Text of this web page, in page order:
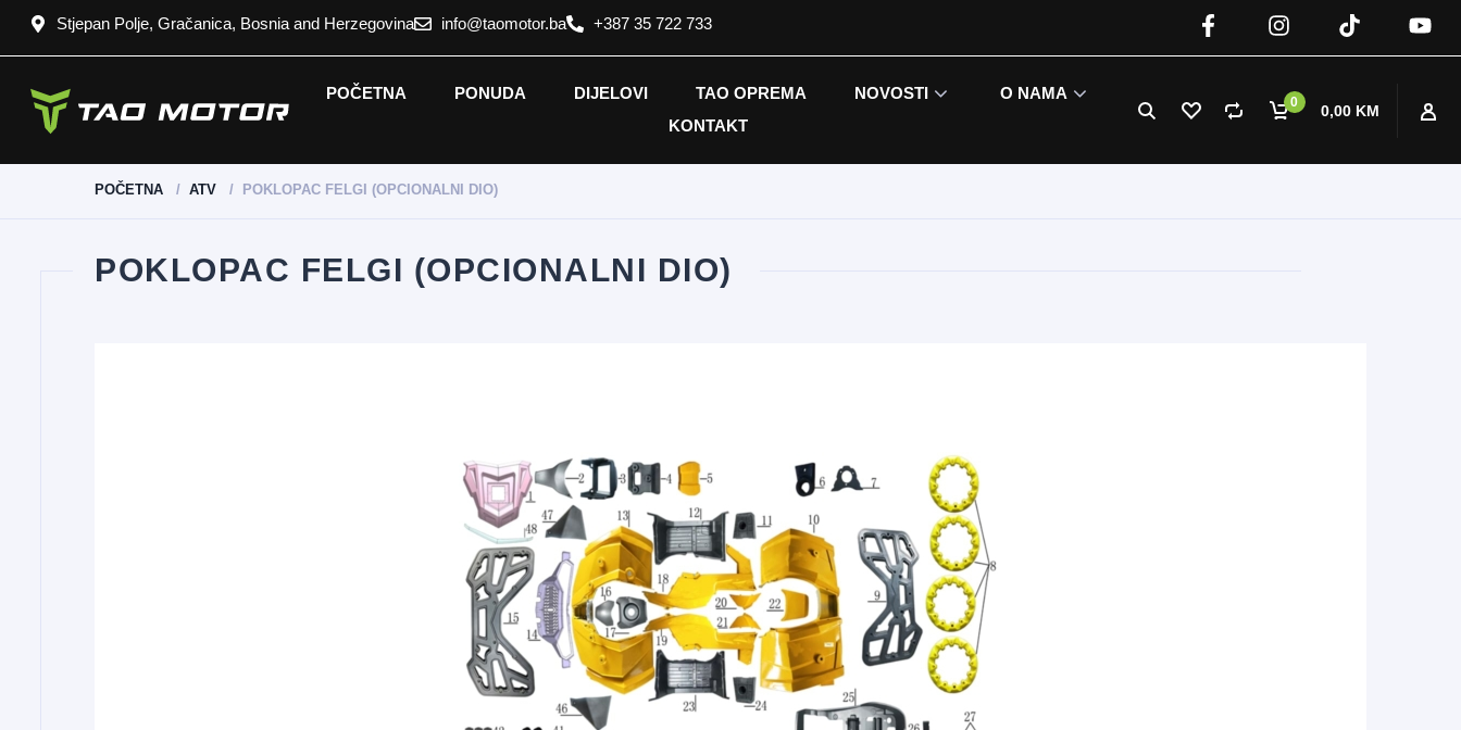
Stjepan Polje, Gračanica, Bosnia and Herzegovina info@taomotor.ba +387 35 722 733
0 0,00 KM
POČETNA PONUDA DIJELOVI TAO OPREMA NOVOSTI
O NAMA
KONTAKT
POČETNA ATV POKLOPAC FELGI (OPCIONALNI DIO)
POKLOPAC FELGI (OPCIONALNI DIO)